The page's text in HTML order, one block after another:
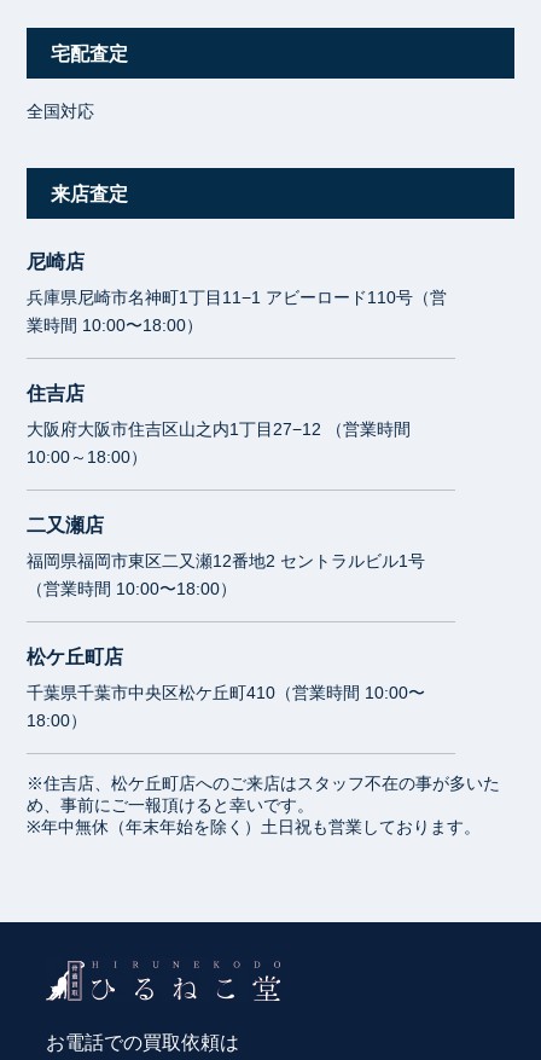
宅配査定
全国対応
来店査定
尼崎店
兵庫県尼崎市名神町1丁目11−1 アビーロード110号（営
業時間 10:00〜18:00）
住吉店
大阪府大阪市住吉区山之内1丁目27−12 （営業時間
10:00～18:00）
二又瀬店
福岡県福岡市東区二又瀬12番地2 セントラルビル1号
（営業時間 10:00〜18:00）
松ケ丘町店
千葉県千葉市中央区松ケ丘町410（営業時間 10:00〜
18:00）
※住吉店、松ケ丘町店へのご来店はスタッフ不在の事が多いた
め、事前にご一報頂けると幸いです。
※年中無休（年末年始を除く）土日祝も営業しております。
お電話での買取依頼は